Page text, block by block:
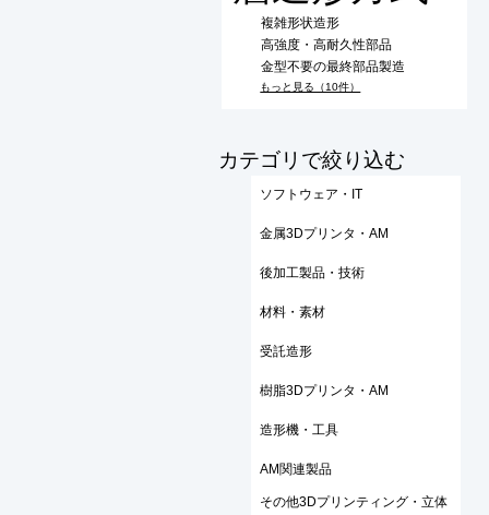
複雑形状造形
高強度・高耐久性部品
金型不要の最終部品製造
もっと見る（10件）
​カテゴリで絞り込む
ソフトウェア・IT
金属3Dプリンタ・AM
後加工製品・技術
材料・素材
受託造形
樹脂3Dプリンタ・AM
造形機・工具
AM関連製品
その他3Dプリンティング・立体